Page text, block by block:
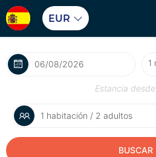
EUR
Estancia desde
1 habitación / 2 adultos